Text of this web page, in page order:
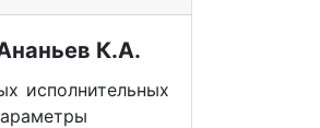
К.А.
исполнительных